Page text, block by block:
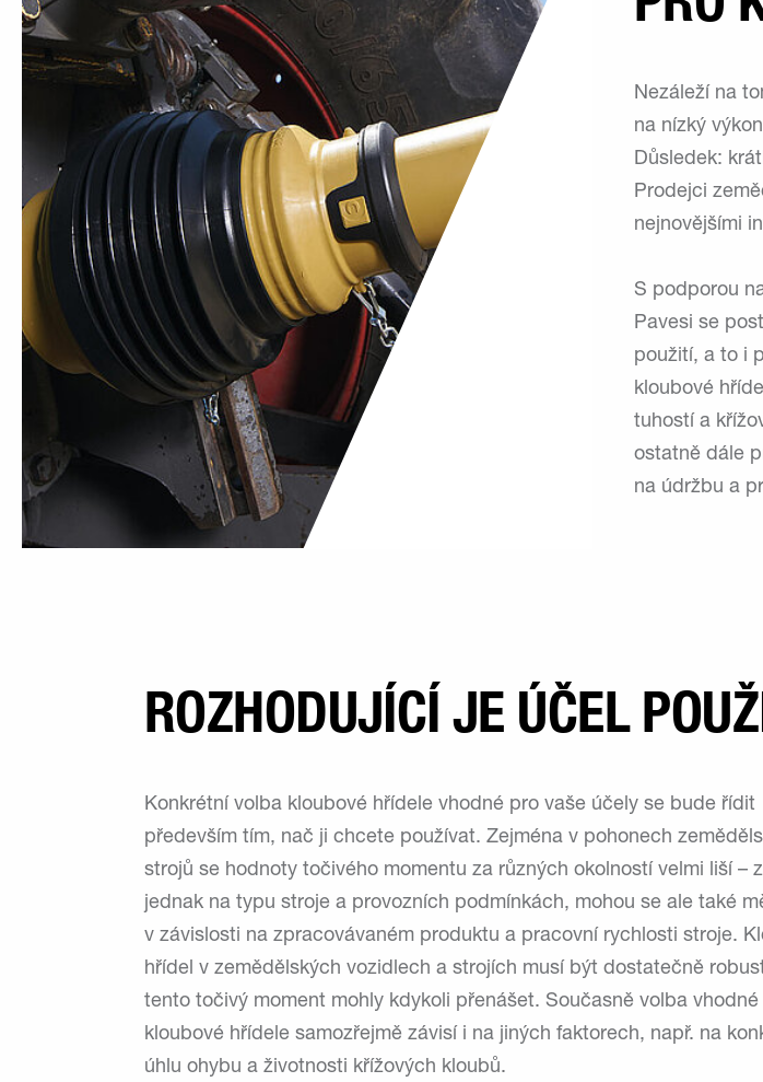
Nezáleží na
na nízký
Důsledek:
Prodejci
nejnovějšími
S podporou
Pavesi se
použití, a to i
kloubové
tuhostí a
ostatně dále
na údržbu a
ROZHODUJÍCÍ JE ÚČEL
Konkrétní volba kloubové hřídele vhodné pro vaše účely se bude řídit
především tím, nač ji chcete používat. Zejména v pohonech
strojů se hodnoty točivého momentu za různých okolností velmi liší –
jednak na typu stroje a provozních podmínkách, mohou se ale také
v závislosti na zpracovávaném produktu a pracovní rychlosti stroje.
hřídel v zemědělských vozidlech a strojích musí být dostatečně
tento točivý moment mohly kdykoli přenášet. Současně volba vhodné
kloubové hřídele samozřejmě závisí i na jiných faktorech, např. na
úhlu ohybu a životnosti křížových kloubů.